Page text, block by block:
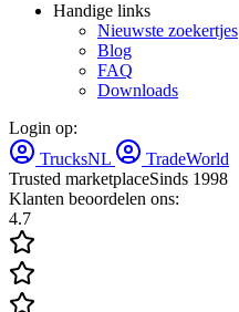
Handige links
Nieuwste zoekertjes
Blog
FAQ
Downloads
Login op:
TrucksNL
TradeWorld
Trusted marketplaceSinds 1998
Klanten beoordelen ons:
4.7